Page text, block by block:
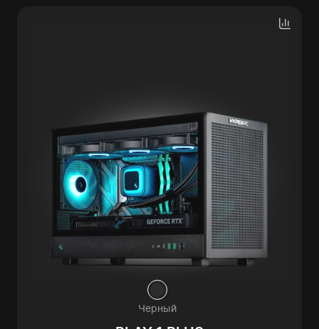
Черный